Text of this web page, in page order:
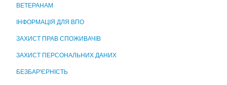
ВЕТЕРАНАМ
ІНФОРМАЦІЯ ДЛЯ ВПО
ЗАХИСТ ПРАВ СПОЖИВАЧІВ
ЗАХИСТ ПЕРСОНАЛЬНИХ ДАНИХ
БЕЗБАР'ЄРНІСТЬ